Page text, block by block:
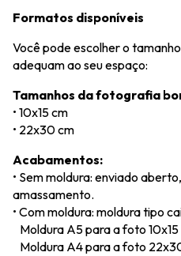
Formatos disponíveis
Você pode escolher o
adequam ao seu espaço:
Tamanhos da fotografia
• 10x15 cm
• 22x30 cm
Acabamentos:
• Sem moldura: enviado
amassamento.
• Com moldura: moldura tipo
Moldura A5 para a foto
Moldura A4 para a foto